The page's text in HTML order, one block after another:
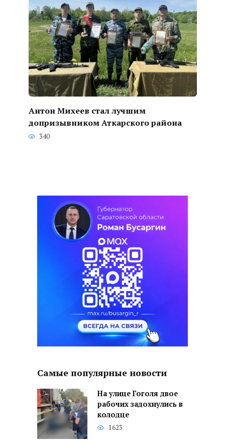
Антон Михеев стал лучшим
допризывником Аткарского района
340
Самые популярные новости
На улице Гоголя двое
рабочих задохнулись в
колодце
1623